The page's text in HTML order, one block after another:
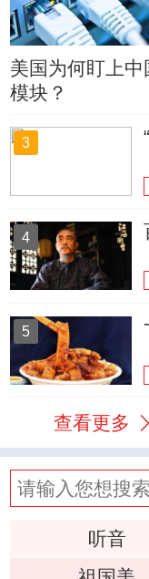
美国为何盯上中
模块？
3
4
5
查看更多
听音